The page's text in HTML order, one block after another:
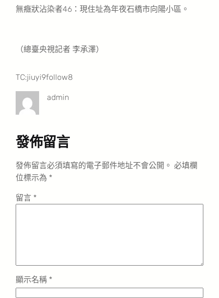
無癥狀沾染者46：現住址為年夜石橋市向陽小區。
（總臺央視記者 李承澤）
TC:jiuyi9follow8
admin
發佈留言
發佈留言必須填寫的電子郵件地址不會公開。 必填欄
位標示為 *
留言 *
顯示名稱 *